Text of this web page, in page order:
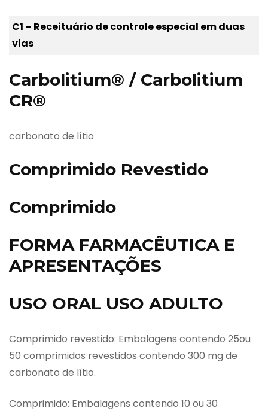
C1 – Receituário de controle especial em duas
vias
Carbolitium® / Carbolitium
CR®
carbonato de lítio
Comprimido Revestido
Comprimido
FORMA FARMACÊUTICA E
APRESENTAÇÕES
USO ORAL USO ADULTO
Comprimido revestido: Embalagens contendo 25ou
50 comprimidos revestidos contendo 300 mg de
carbonato de lítio.
Comprimido: Embalagens contendo 10 ou 30